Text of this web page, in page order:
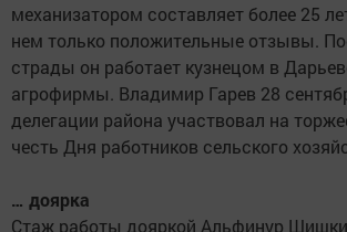
механизатором составляет более 25
нем только положительные отзывы.
страды он работает кузнецом в
агрофирмы. Владимир Гарев 28
делегации района участвовал на
честь Дня работников сельского
… доярка
Стаж работы дояркой Альфинур